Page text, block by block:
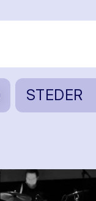
STEDER